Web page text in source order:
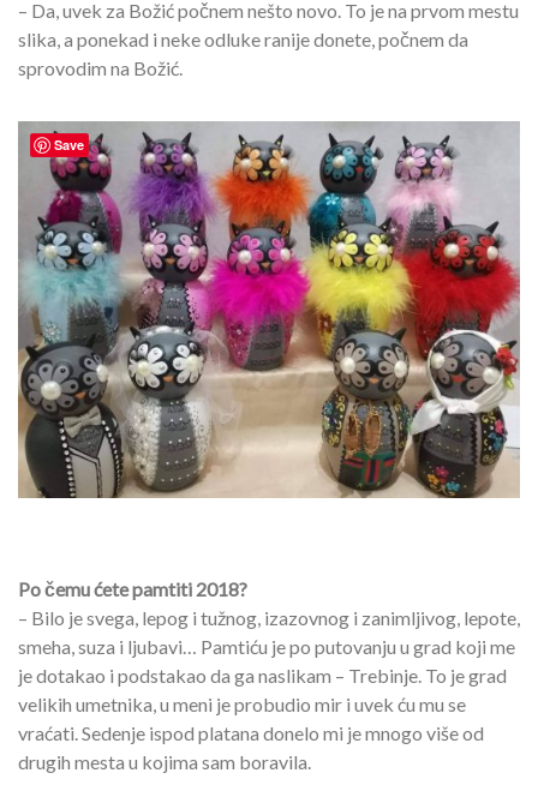
– Da, uvek za Božić počnem nešto novo. To je na prvom mestu
slika, a ponekad i neke odluke ranije donete, počnem da
sprovodim na Božić.
Po čemu ćete pamtiti 2018?
– Bilo je svega, lepog i tužnog, izazovnog i zanimljivog, lepote,
smeha, suza i ljubavi… Pamtiću je po putovanju u grad koji me
je dotakao i podstakao da ga naslikam – Trebinje. To je grad
velikih umetnika, u meni je probudio mir i uvek ću mu se
vraćati. Sedenje ispod platana donelo mi je mnogo više od
drugih mesta u kojima sam boravila.
Save